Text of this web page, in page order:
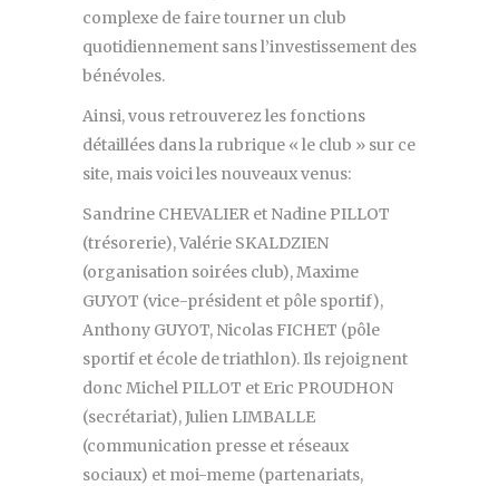
complexe de faire tourner un club
quotidiennement sans l’investissement des
bénévoles.
Ainsi, vous retrouverez les fonctions
détaillées dans la rubrique « le club » sur ce
site, mais voici les nouveaux venus:
Sandrine CHEVALIER et Nadine PILLOT
(trésorerie), Valérie SKALDZIEN
(organisation soirées club), Maxime
GUYOT (vice-président et pôle sportif),
Anthony GUYOT, Nicolas FICHET (pôle
sportif et école de triathlon). Ils rejoignent
donc Michel PILLOT et Eric PROUDHON
(secrétariat), Julien LIMBALLE
(communication presse et réseaux
sociaux) et moi-meme (partenariats,